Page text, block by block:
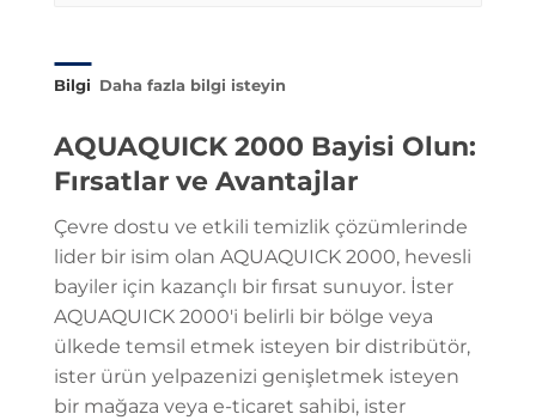
Bilgi Daha fazla bilgi isteyin
AQUAQUICK 2000 Bayisi Olun:
Fırsatlar ve Avantajlar
Çevre dostu ve etkili temizlik çözümlerinde
lider bir isim olan AQUAQUICK 2000, hevesli
bayiler için kazançlı bir fırsat sunuyor. İster
AQUAQUICK 2000'i belirli bir bölge veya
ülkede temsil etmek isteyen bir distribütör,
ister ürün yelpazenizi genişletmek isteyen
bir mağaza veya e-ticaret sahibi, ister